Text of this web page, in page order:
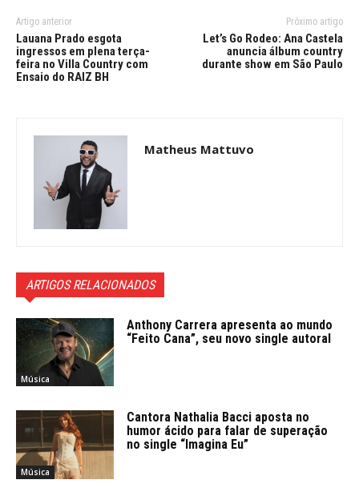
Artigo anterior
Lauana Prado esgota
ingressos em plena terça-
feira no Villa Country com
Ensaio do RAIZ BH
Próximo artigo
Let’s Go Rodeo: Ana Castela
anuncia álbum country
durante show em São Paulo
Matheus Mattuvo
ARTIGOS RELACIONADOS
Música
Anthony Carrera apresenta ao mundo
“Feito Cana”, seu novo single autoral
Música
Cantora Nathalia Bacci aposta no
humor ácido para falar de superação
no single “Imagina Eu”